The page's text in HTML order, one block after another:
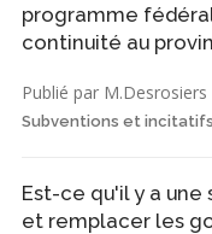
programme
continuité au
Publié par M.Desrosiers
Subventions et incitatifs
Est-ce qu'il y a
et remplacer les